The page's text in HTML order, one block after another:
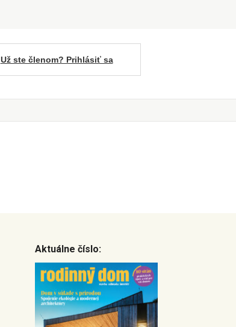
Už ste členom? Prihlásiť sa
Aktuálne číslo: